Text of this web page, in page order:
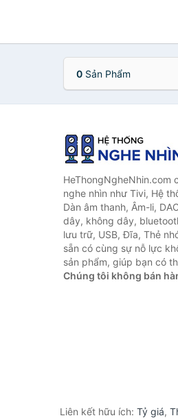
0 Sản Phẩm
nghe nhìn như Tivi, Hệ
Dàn âm thanh, Âm-li,
dây, không dây,
lưu trữ, USB, Đĩa, Thẻ
sẵn có cùng sự nỗ lực
sản phẩm, giúp bạn có
Chúng tôi không bán
Liên kết hữu ích: Tỷ giá,